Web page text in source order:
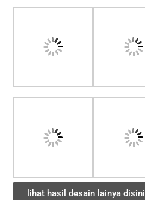
lihat hasil desain lainya disini